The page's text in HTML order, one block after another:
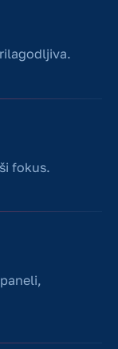
fokus.